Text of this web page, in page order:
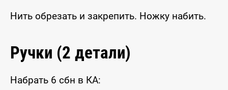
Нить обрезать и закрепить. Ножку набить.
Ручки (2 детали)
Набрать 6 сбн в КА: